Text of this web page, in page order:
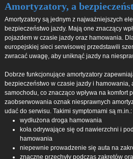
Amortyzatory, a
Amortyzatory są jednym z najważniejszych
bezpieczeństwo jazdy. Mają one znaczący
pojazdem w czasie jazdy oraz hamowania.
europejskiej sieci serwisowej przedstawili
zwracać uwagę, aby uniknąć jazdy na
Dobrze funkcjonujące amortyzatory
bezpieczeństwo w czasie jazdy i
samochodu, co znacząco wpływa na komfort
zaobserwowania oznak niesprawnych
udać do serwisu. Takimi symptomami są m.in.:
wydłużona droga hamowania
koła odrywające się od nawierzchni i
hamowania
niepewnie prowadzenie się auta na
znaczne przechyły podczas zakrętów